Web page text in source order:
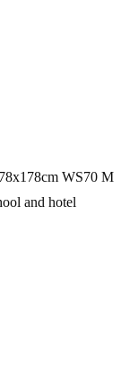
WS70 M
and hotel